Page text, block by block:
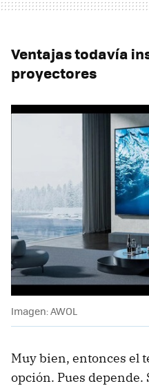
Ventajas todavía
proyectores
Imagen: AWOL
Muy bien, entonces el
opción. Pues depende.